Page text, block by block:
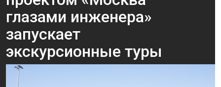
глазами инженера»
запускает
экскурсионные туры